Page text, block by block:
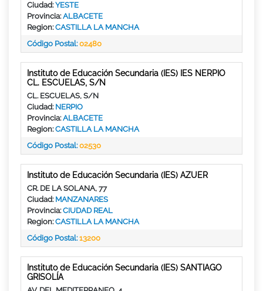
Ciudad:YESTE
Provincia:ALBACETE
Region:CASTILLA LA MANCHA
Código Postal:02480
Instituto de Educación Secundaria (IES) IES NERPIO
CL. ESCUELAS, S/N
CL. ESCUELAS, S/N
Ciudad: NERPIO
Provincia:ALBACETE
Region:CASTILLA LA MANCHA
Código Postal:02530
Instituto de Educación Secundaria (IES) AZUER
CR. DE LA SOLANA, 77
Ciudad: MANZANARES
Provincia:CIUDAD REAL
Region:CASTILLA LA MANCHA
Código Postal:13200
Instituto de Educación Secundaria (IES) SANTIAGO
GRISOLÍA